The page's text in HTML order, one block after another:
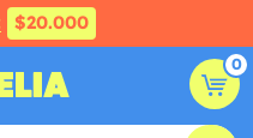
$20.000
0